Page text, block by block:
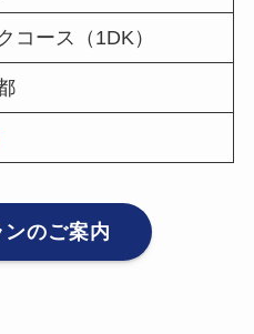
コース（1DK）
のご案内